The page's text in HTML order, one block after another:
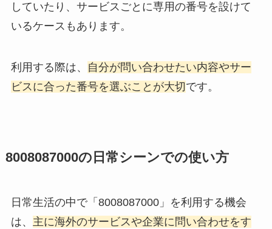
していたり、サービスごとに専用の番号を設けて
いるケースもあります。
利用する際は、
自分が問い合わせたい内容やサー
ビスに合った番号を選ぶことが大切 です。
8008087000の日常シーンでの使い方
日常生活の中で「8008087000」を利用する機会
は、 主に海外のサービスや企業に問い合わせをす